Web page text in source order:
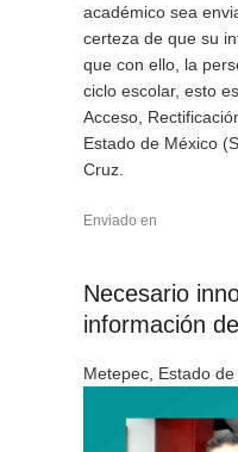
académico sea
certeza de que su
que con ello, la
ciclo escolar, esto
Acceso,
Estado de México
Cruz.
Enviado en
Necesario
información
Metepec, Estado